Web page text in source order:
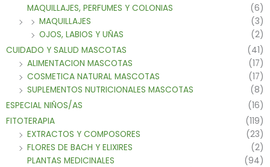
MAQUILLAJES, PERFUMES Y COLONIAS
(6)
MAQUILLAJES
(3)
OJOS, LABIOS Y UÑAS
(2)
CUIDADO Y SALUD MASCOTAS
(41)
ALIMENTACION MASCOTAS
(17)
COSMETICA NATURAL MASCOTAS
(17)
SUPLEMENTOS NUTRICIONALES MASCOTAS
(8)
ESPECIAL NIÑOS/AS
(16)
FITOTERAPIA
(119)
EXTRACTOS Y COMPOSORES
(23)
FLORES DE BACH Y ELIXIRES
(2)
PLANTAS MEDICINALES
(94)